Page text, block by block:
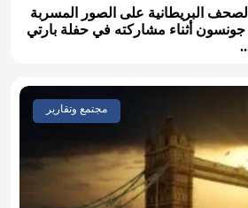
البريطانية على الصور المسربة
أثناء مشاركته في حفلة بارتي
مجتمع وتقارير